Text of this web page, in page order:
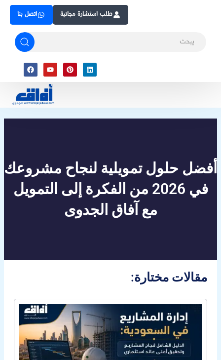
content
اتصل بنا طلب استشارة مجانية
أفضل حلول تمويلية لنجاح مشروعك
في 2026 من الفكرة إلى التمويل
مع آفاق الجدوى
:مقالات مختارة